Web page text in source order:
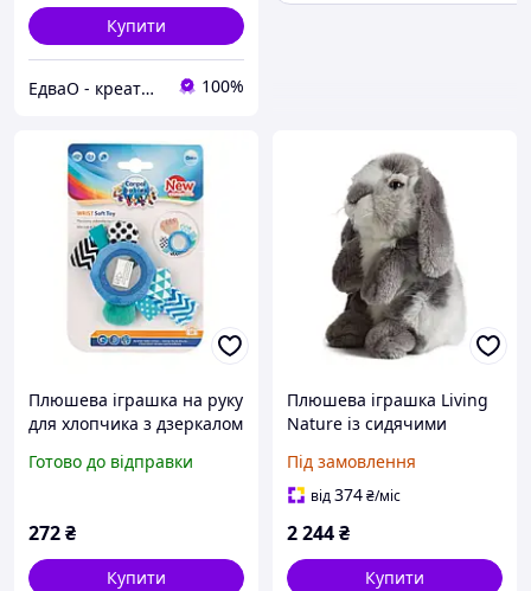
Купити
ЕдваО - креативні іграшки 100%
Плюшева іграшка на руку
для хлопчика з дзеркалом
Готово до відправки
272₴
Купити
Плюшева іграшка Living
Nature із сидячими
приємним кроликом, м
яка іграшка, подарунок
Під замовлення
від374₴/міс
2 244₴
Купити